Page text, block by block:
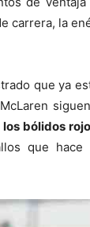
carrera, la
que ya
bólidos
que